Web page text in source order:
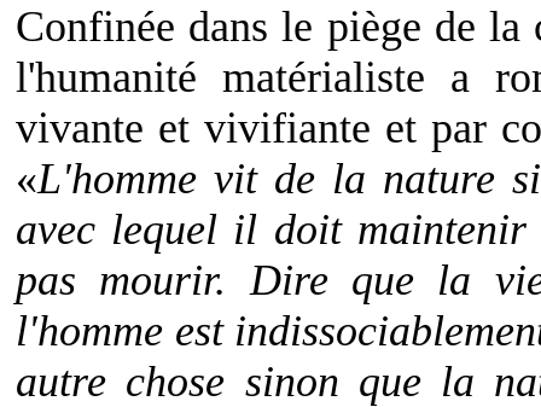
Confinée dans le piège de la
l'humanité matérialiste a
vivante et vivifiante et par
«L'homme vit de la nature
avec lequel il doit maintenir
pas mourir. Dire que la
l'homme est
autre chose sinon que la